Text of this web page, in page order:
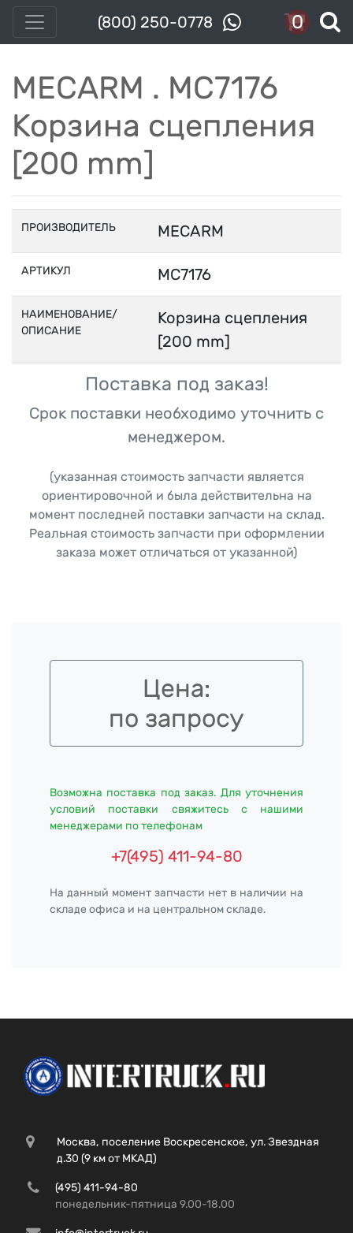
(800) 250-0778 0
MECARM . MC7176
Корзина сцепления
[200 mm]
ПРОИЗВОДИТЕЛЬ MECARM
АРТИКУЛ MC7176
НАИМЕНОВАНИЕ/
ОПИСАНИЕ
Корзина сцепления
[200 mm]
Поставка под заказ!
Срок поставки необходимо уточнить с
менеджером.
(указанная стоимость запчасти является
ориентировочной и была действительна на
момент последней поставки запчасти на склад.
Реальная стоимость запчасти при оформлении
заказа может отличаться от указанной)
Цена:
по запросу
Возможна поставка под заказ. Для уточнения
условий поставки свяжитесь с нашими
менеджерами по телефонам
+7(495) 411-94-80
На данный момент запчасти нет в наличии на
складе офиса и на центральном складе.
Москва, поселение Воскресенское, ул. Звездная
д.30 (9 км от МКАД)
(495) 411-94-80
понедельник-пятница 9.00-18.00